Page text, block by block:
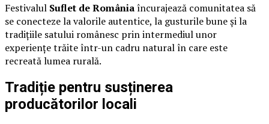
Festivalul Suflet de Româniaîncurajează comunitatea să
se conecteze la valorile autentice, la gusturile bune și la
tradițiile satului românesc prin intermediul unor
experiențe trăite într-un cadru natural în care este
recreată lumea rurală.
Tradiție pentru susținerea
producătorilor locali